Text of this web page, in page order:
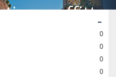
con affitto
-
0
0
0
0